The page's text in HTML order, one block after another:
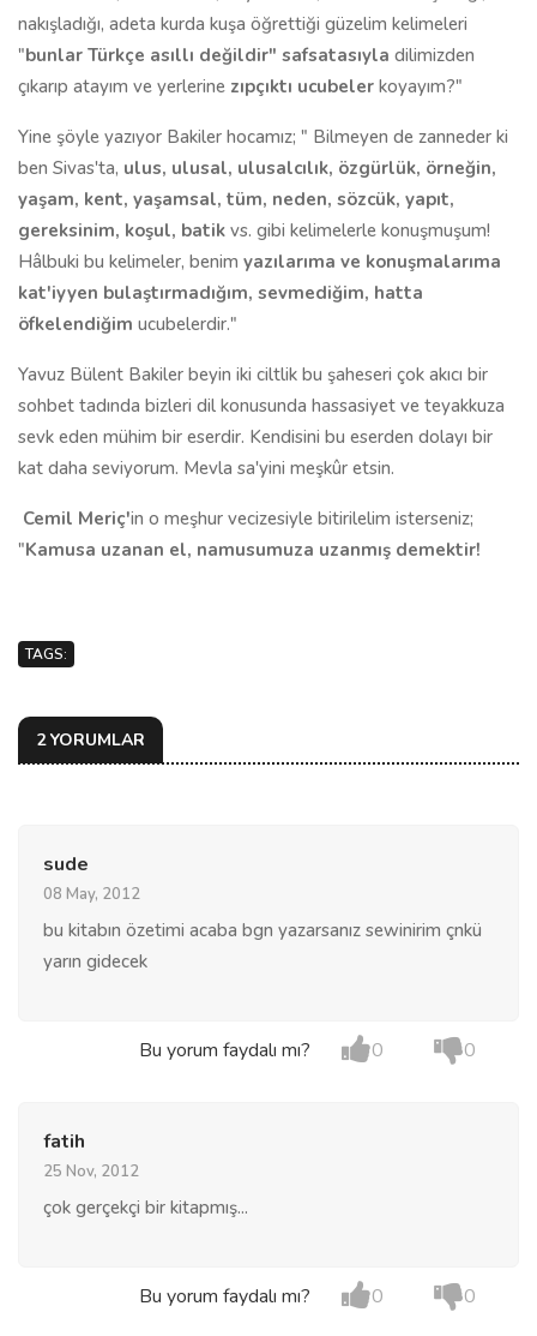
nakışladığı, adeta kurda kuşa öğrettiği güzelim kelimeleri
"bunlar Türkçe asıllı değildir" safsatasıyla dilimizden
çıkarıp atayım ve yerlerine zıpçıktı ucubeler koyayım?"
Yine şöyle yazıyor Bakiler hocamız; " Bilmeyen de zanneder ki
ben Sivas'ta, ulus, ulusal, ulusalcılık, özgürlük, örneğin,
yaşam, kent, yaşamsal, tüm, neden, sözcük, yapıt,
gereksinim, koşul, batik vs. gibi kelimelerle konuşmuşum!
Hâlbuki bu kelimeler, benim yazılarıma ve konuşmalarıma
kat'iyyen bulaştırmadığım, sevmediğim, hatta
öfkelendiğim ucubelerdir."
Yavuz Bülent Bakiler beyin iki ciltlik bu şaheseri çok akıcı bir
sohbet tadında bizleri dil konusunda hassasiyet ve teyakkuza
sevk eden mühim bir eserdir. Kendisini bu eserden dolayı bir
kat daha seviyorum. Mevla sa'yini meşkûr etsin.
Cemil Meriç'in o meşhur vecizesiyle bitirilelim isterseniz;
"Kamusa uzanan el, namusumuza uzanmış demektir!
TAGS:
2 YORUMLAR
sude
08 May, 2012
bu kitabın özetimi acaba bgn yazarsanız sewinirim çnkü
yarın gidecek
Bu yorum faydalı mı? 0 0
fatih
25 Nov, 2012
çok gerçekçi bir kitapmış...
Bu yorum faydalı mı? 0 0